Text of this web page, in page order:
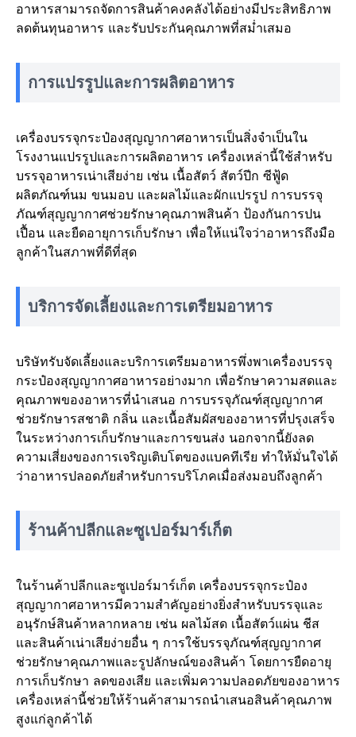
อาหารสามารถจัดการสินค้าคงคลังได้อย่างมีประสิทธิภาพ
ลดต้นทุนอาหาร และรับประกันคุณภาพที่สม่ำเสมอ
การแปรรูปและการผลิตอาหาร
เครื่องบรรจุกระป๋องสุญญากาศอาหารเป็นสิ่งจำเป็นใน
โรงงานแปรรูปและการผลิตอาหาร เครื่องเหล่านี้ใช้สำหรับ
บรรจุอาหารเน่าเสียง่าย เช่น เนื้อสัตว์ สัตว์ปีก ซีฟู้ด
ผลิตภัณฑ์นม ขนมอบ และผลไม้และผักแปรรูป การบรรจุ
ภัณฑ์สุญญากาศช่วยรักษาคุณภาพสินค้า ป้องกันการปน
เปื้อน และยืดอายุการเก็บรักษา เพื่อให้แน่ใจว่าอาหารถึงมือ
ลูกค้าในสภาพที่ดีที่สุด
บริการจัดเลี้ยงและการเตรียมอาหาร
บริษัทรับจัดเลี้ยงและบริการเตรียมอาหารพึ่งพาเครื่องบรรจุ
กระป๋องสุญญากาศอาหารอย่างมาก เพื่อรักษาความสดและ
คุณภาพของอาหารที่นำเสนอ การบรรจุภัณฑ์สุญญากาศ
ช่วยรักษารสชาติ กลิ่น และเนื้อสัมผัสของอาหารที่ปรุงเสร็จ
ในระหว่างการเก็บรักษาและการขนส่ง นอกจากนี้ยังลด
ความเสี่ยงของการเจริญเติบโตของแบคทีเรีย ทำให้มั่นใจได้
ว่าอาหารปลอดภัยสำหรับการบริโภคเมื่อส่งมอบถึงลูกค้า
ร้านค้าปลีกและซูเปอร์มาร์เก็ต
ในร้านค้าปลีกและซูเปอร์มาร์เก็ต เครื่องบรรจุกระป๋อง
สุญญากาศอาหารมีความสำคัญอย่างยิ่งสำหรับบรรจุและ
อนุรักษ์สินค้าหลากหลาย เช่น ผลไม้สด เนื้อสัตว์แผ่น ชีส
และสินค้าเน่าเสียง่ายอื่น ๆ การใช้บรรจุภัณฑ์สุญญากาศ
ช่วยรักษาคุณภาพและรูปลักษณ์ของสินค้า โดยการยืดอายุ
การเก็บรักษา ลดของเสีย และเพิ่มความปลอดภัยของอาหาร
เครื่องเหล่านี้ช่วยให้ร้านค้าสามารถนำเสนอสินค้าคุณภาพ
สูงแก่ลูกค้าได้